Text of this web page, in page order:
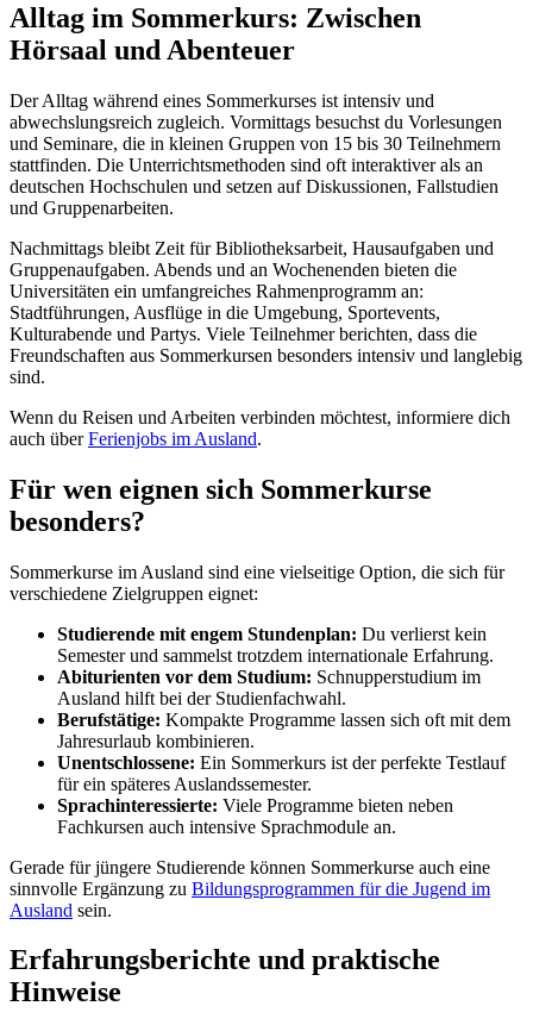
Alltag im Sommerkurs: Zwischen
Hörsaal und Abenteuer
Der Alltag während eines Sommerkurses ist intensiv und
abwechslungsreich zugleich. Vormittags besuchst du Vorlesungen
und Seminare, die in kleinen Gruppen von 15 bis 30 Teilnehmern
stattfinden. Die Unterrichtsmethoden sind oft interaktiver als an
deutschen Hochschulen und setzen auf Diskussionen, Fallstudien
und Gruppenarbeiten.
Nachmittags bleibt Zeit für Bibliotheksarbeit, Hausaufgaben und
Gruppenaufgaben. Abends und an Wochenenden bieten die
Universitäten ein umfangreiches Rahmenprogramm an:
Stadtführungen, Ausflüge in die Umgebung, Sportevents,
Kulturabende und Partys. Viele Teilnehmer berichten, dass die
Freundschaften aus Sommerkursen besonders intensiv und langlebig
sind.
Wenn du Reisen und Arbeiten verbinden möchtest, informiere dich
auch überFerienjobs im Ausland.
Für wen eignen sich Sommerkurse
besonders?
Sommerkurse im Ausland sind eine vielseitige Option, die sich für
verschiedene Zielgruppen eignet:
Studierende mit engem Stundenplan: Du verlierst kein
Semester und sammelst trotzdem internationale Erfahrung.
Abiturienten vor dem Studium: Schnupperstudium im
Ausland hilft bei der Studienfachwahl.
Berufstätige: Kompakte Programme lassen sich oft mit dem
Jahresurlaub kombinieren.
Unentschlossene: Ein Sommerkurs ist der perfekte Testlauf
für ein späteres Auslandssemester.
Sprachinteressierte: Viele Programme bieten neben
Fachkursen auch intensive Sprachmodule an.
Gerade für jüngere Studierende können Sommerkurse auch eine
sinnvolle Ergänzung zu Bildungsprogrammen für die Jugend im
Ausland sein.
Erfahrungsberichte und praktische
Hinweise